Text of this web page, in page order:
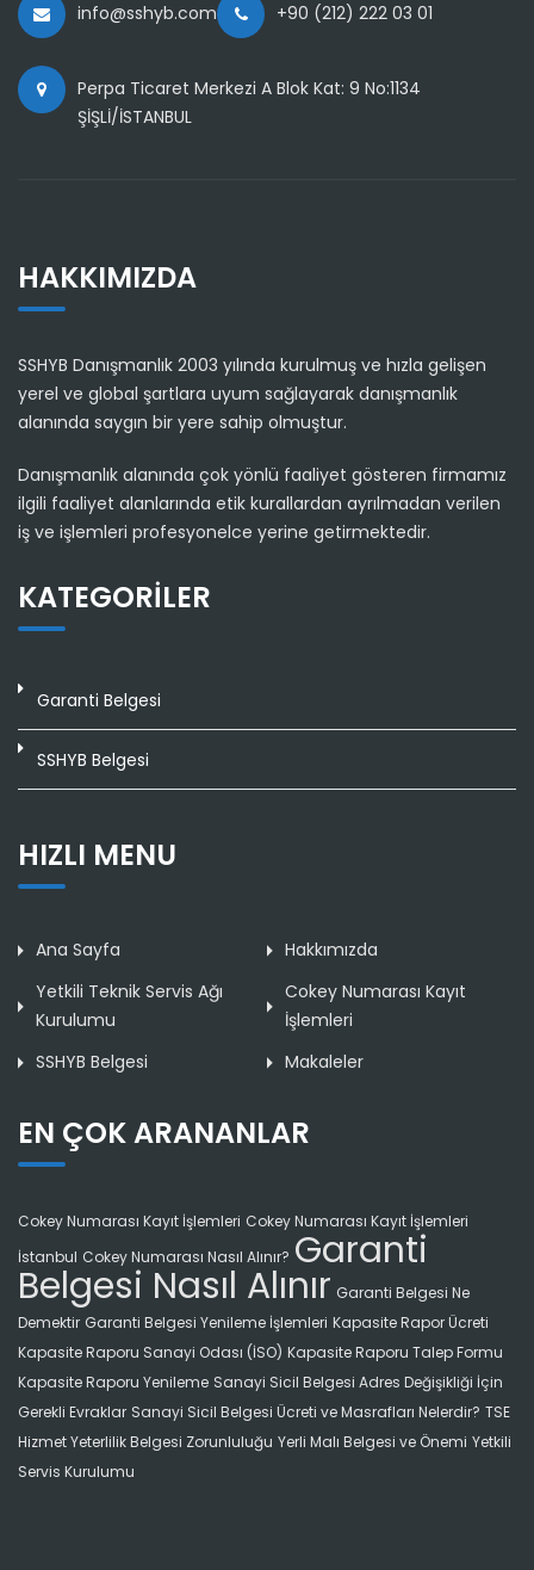
info@sshyb.com +90 (212) 222 03 01
Perpa Ticaret Merkezi A Blok Kat: 9 No:1134
ŞİŞLİ/İSTANBUL
HAKKIMIZDA
SSHYB Danışmanlık 2003 yılında kurulmuş ve hızla gelişen
yerel ve global şartlara uyum sağlayarak danışmanlık
alanında saygın bir yere sahip olmuştur.
Danışmanlık alanında çok yönlü faaliyet gösteren firmamız
ilgili faaliyet alanlarında etik kurallardan ayrılmadan verilen
iş ve işlemleri profesyonelce yerine getirmektedir.
KATEGORILER
Garanti Belgesi
SSHYB Belgesi
HIZLI MENU
Ana Sayfa
Hakkımızda
Yetkili Teknik Servis Ağı
Kurulumu
Cokey Numarası Kayıt
İşlemleri
SSHYB Belgesi
Makaleler
EN ÇOK ARANANLAR
Cokey Numarası Kayıt İşlemleri Cokey Numarası Kayıt İşlemleri
İstanbul Cokey Numarası Nasıl Alınır? Garanti
Belgesi Nasıl Alınır Garanti Belgesi Ne
Demektir Garanti Belgesi Yenileme İşlemleri Kapasite Rapor Ücreti
Kapasite Raporu Sanayi Odası (İSO) Kapasite Raporu Talep Formu
Kapasite Raporu Yenileme Sanayi Sicil Belgesi Adres Değişikliği İçin
Gerekli Evraklar Sanayi Sicil Belgesi Ücreti ve Masrafları Nelerdir? TSE
Hizmet Yeterlilik Belgesi Zorunluluğu Yerli Malı Belgesi ve Önemi Yetkili
Servis Kurulumu